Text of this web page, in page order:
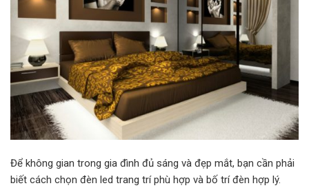
Để không gian trong gia đình đủ sáng và đẹp mắt, bạn cần phải
biết cách chọn đèn led trang trí phù hợp và bố trí đèn hợp lý.